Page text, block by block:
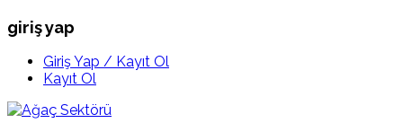
giriş yap
Giriş Yap / Kayıt Ol
Kayıt Ol